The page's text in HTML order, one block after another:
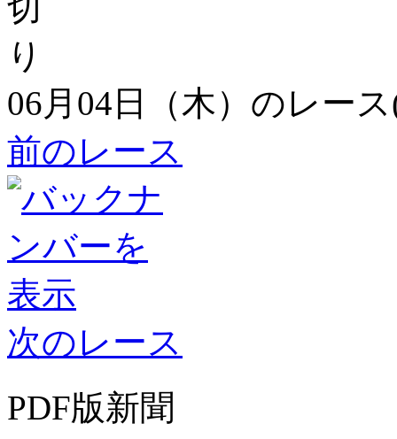
06月04日（木）のレー
前のレース
次のレース
PDF版新聞